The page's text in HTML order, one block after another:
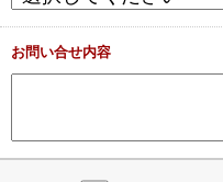
お問い合せ内容